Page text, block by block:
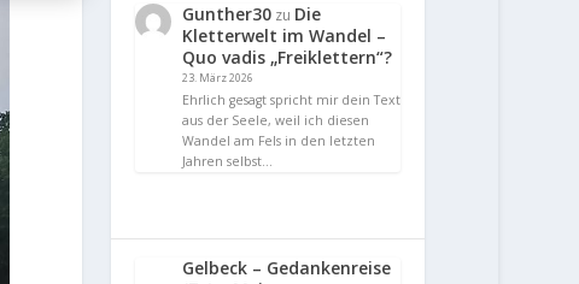
Gunther30 zu Die
Kletterwelt im Wandel –
Quo vadis „Freiklettern“?
23. März 2026
Ehrlich gesagt spricht mir dein Text
aus der Seele, weil ich diesen
Wandel am Fels in den letzten
Jahren selbst…
Gelbeck – Gedankenreise